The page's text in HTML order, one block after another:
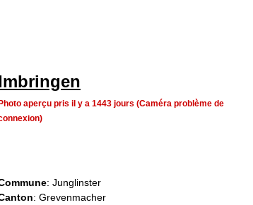
aperçu pris il y a 1443 jours (Caméra problème de
: Junglinster
: Grevenmacher